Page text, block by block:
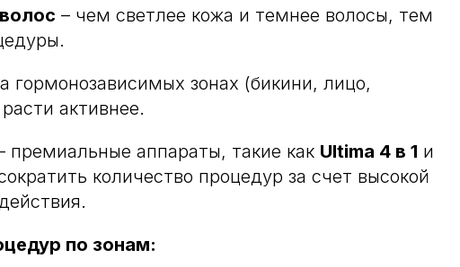
– чем светлее кожа и темнее волосы, тем
гормонозависимых зонах (бикини, лицо,
активнее.
премиальные аппараты, такие как Ultima 4 в 1 и
количество процедур за счет высокой
по зонам: